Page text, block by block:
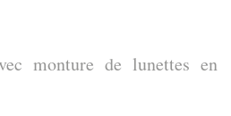
monture de lunettes en